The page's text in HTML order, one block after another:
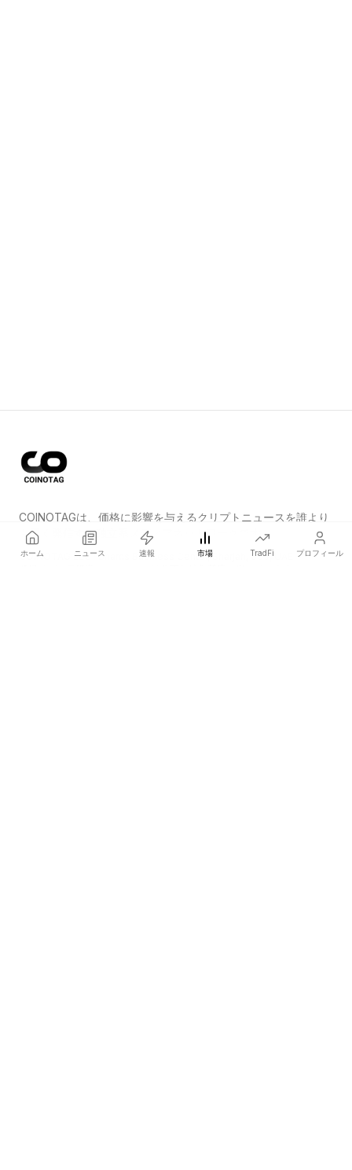
ホーム ニュース 速報 市場 TradFi プロフィール
COINOTAGは、価格に影響を与えるクリプトニュースを誰より
も早く発信する独立系メディアネットワークです。
COINOTAG LLC · Shams Business Center, Sharjah, 839, UAE